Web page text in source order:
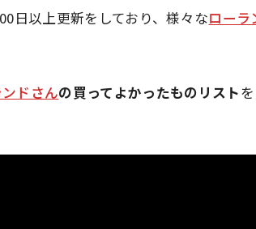
日以上更新をしており、様々なローラ
ドさんの買ってよかったものリスト